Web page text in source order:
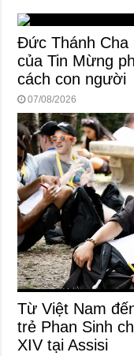
Đức Thánh Cha
của Tin Mừng
cách con người
07/08/2026
Từ Việt Nam
trẻ Phan Sinh
XIV tại Assisi